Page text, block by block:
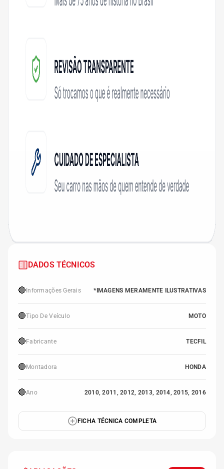
DADOS TÉCNICOS
🔴 Informações Gerais *IMAGENS MERAMENTE ILUSTRATIVAS
🔴Tipo De Veículo MOTO
🔴 Fabricante TECFIL
🔴 Montadora HONDA
🔴Ano 2010, 2011, 2012, 2013, 2014, 2015, 2016
FICHA TÉCNICA COMPLETA